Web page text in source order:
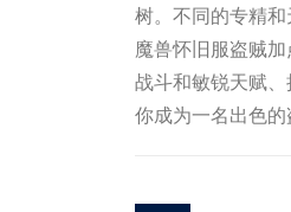
树。不同的专精和
魔兽怀旧服盗贼
战斗和敏锐天赋
你成为一名出色的